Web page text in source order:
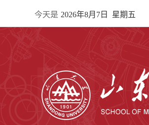
今天是 2026年8月7日 星期五